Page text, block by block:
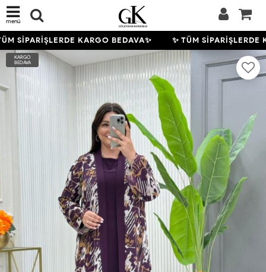
menü
SİPARİŞLERDE KARGO BEDAVA✨ ✨ TÜM SİPARİŞLERDE
KARGO
BEDAVA